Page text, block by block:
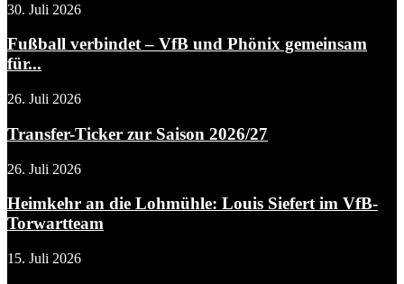
30. Juli 2026
Fußball verbindet – VfB und Phönix gemeinsam
für...
26. Juli 2026
Transfer-Ticker zur Saison 2026/27
26. Juli 2026
Heimkehr an die Lohmühle: Louis Siefert im VfB-
Torwartteam
15. Juli 2026